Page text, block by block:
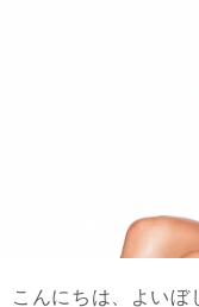
こんにちは、よいぼ